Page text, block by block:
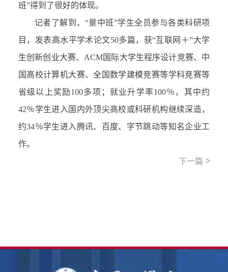
班”得到了很好的体现。
记者了解到，“景中班”学生全员参与各类科研项
目，发表高水平学术论文50多篇，获“互联网＋”大学
生创新创业大赛、ACM国际大学生程序设计竞赛、中
国高校计算机大赛、全国数学建模竞赛等学科竞赛等
省级以上奖励100多项；就业升学率100％，其中约
42％学生进入国内外顶尖高校或科研机构继续深造，
约34％学生进入腾讯、百度、字节跳动等知名企业工
作。
下一篇 >